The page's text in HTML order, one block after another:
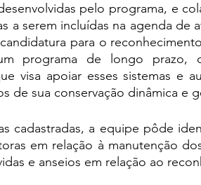
pelo programa, e
a serem incluídas na agenda de
para o
programa de longo prazo,
visa apoiar esses sistemas e
de sua conservação dinâmica e
cadastradas, a equipe pôde
em relação à manutenção
e anseios em relação ao